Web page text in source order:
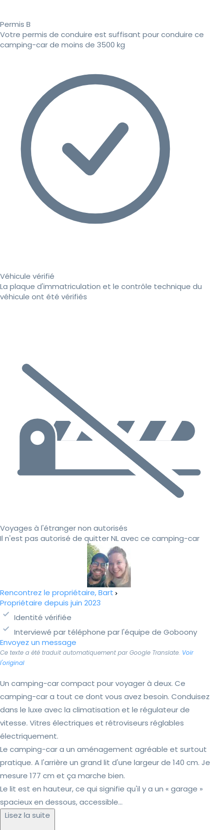
Permis B
Votre permis de conduire est suffisant pour conduire ce
camping-car de moins de 3500 kg
Véhicule vérifié
La plaque d'immatriculation et le contrôle technique du
véhicule ont été vérifiés
Voyages à l'étranger non autorisés
Il n'est pas autorisé de quitter NL avec ce camping-car
Rencontrez le propriétaire, Bart
Propriétaire depuis juin 2023
Identité vérifiée
Interviewé par téléphone par l'équipe de Goboony
Envoyez un message
Ce texte a été traduit automatiquement par Google Translate. Voir
l'original
Un camping-car compact pour voyager à deux. Ce
camping-car a tout ce dont vous avez besoin. Conduisez
dans le luxe avec la climatisation et le régulateur de
vitesse. Vitres électriques et rétroviseurs réglables
électriquement.
Le camping-car a un aménagement agréable et surtout
pratique. A l'arrière un grand lit d'une largeur de 140 cm. Je
mesure 177 cm et ça marche bien.
Le lit est en hauteur, ce qui signifie qu'il y a un « garage »
spacieux en dessous, accessible...
Lisez la suite